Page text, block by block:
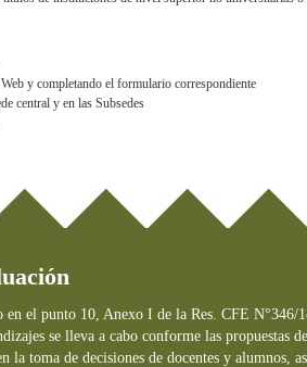
y completando el formulario correspondiente
central y en las Subsedes
en el punto 10, Anexo I de la Res. CFE N°346/
se lleva a cabo conforme las
la toma de decisiones de docentes y